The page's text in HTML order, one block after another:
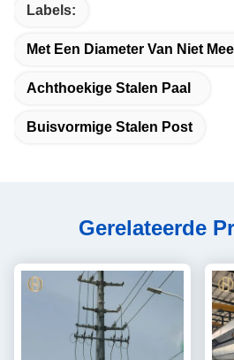
Labels:
Met Een Diameter Van Niet
Achthoekige Stalen Paal
Buisvormige Stalen Post
Gerelateerde